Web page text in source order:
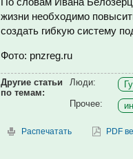
жизни необходимо
создать гибкую систему
Фото: pnzreg.ru
Другие статьи
по темам:
Люди:
Прочее:
Распечатать PDF